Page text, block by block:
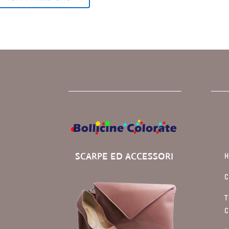
SCARPE ED ACCESSORI